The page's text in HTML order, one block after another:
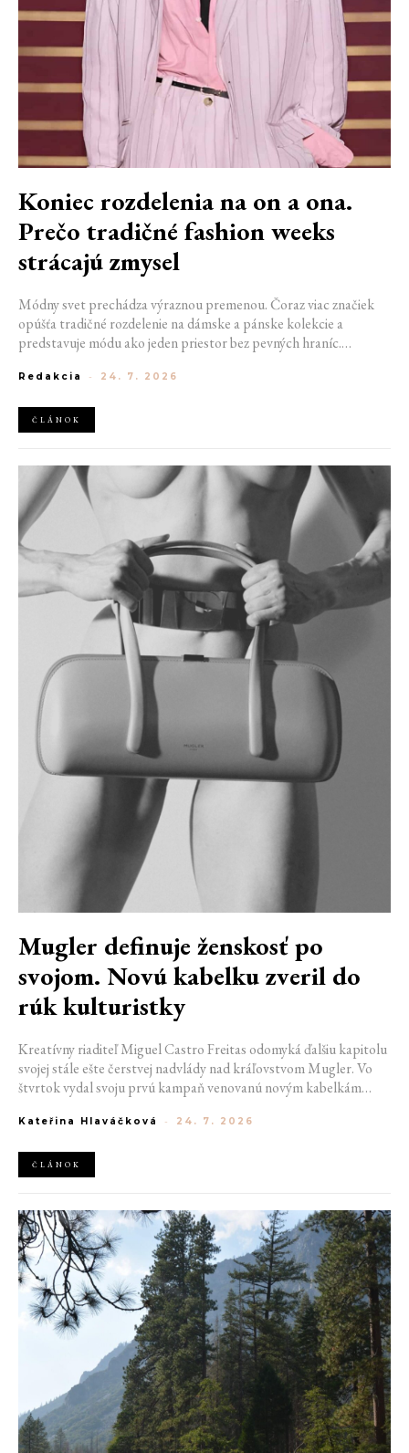
Koniec rozdelenia na on a ona.
Prečo tradičné fashion weeks
strácajú zmysel
Módny svet prechádza výraznou premenou. Čoraz viac značiek
opúšťa tradičné rozdelenie na dámske a pánske kolekcie a
predstavuje módu ako jeden priestor bez pevných hraníc.
udržateľnosť naznačujú, že klasické týždne módy môžu čoskoro
Redakcia - 24. 7. 2026
ČLÁNOK
Mugler definuje ženskosť po
svojom. Novú kabelku zveril do
rúk kulturistky
Kreatívny riaditeľ Miguel Castro Freitas odomyká ďalšiu kapitolu
svojej stále ešte čerstvej nadvlády nad kráľovstvom Mugler. Vo
štvrtok vydal svoju prvú kampaň venovanú novým kabelkám
návrhár do módneho domu prišiel. Umne kombinuje výrazy
podobu ženskosti.
Kateřina Hlaváčková - 24. 7. 2026
ČLÁNOK